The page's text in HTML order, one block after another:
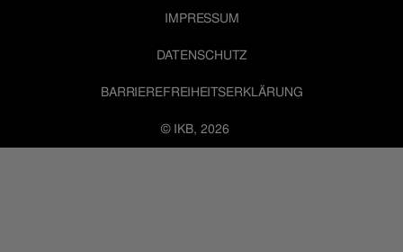
© IKB, 2026
IMPRESSUM
DATENSCHUTZ
BARRIEREFREIHEITSERKLÄRUNG